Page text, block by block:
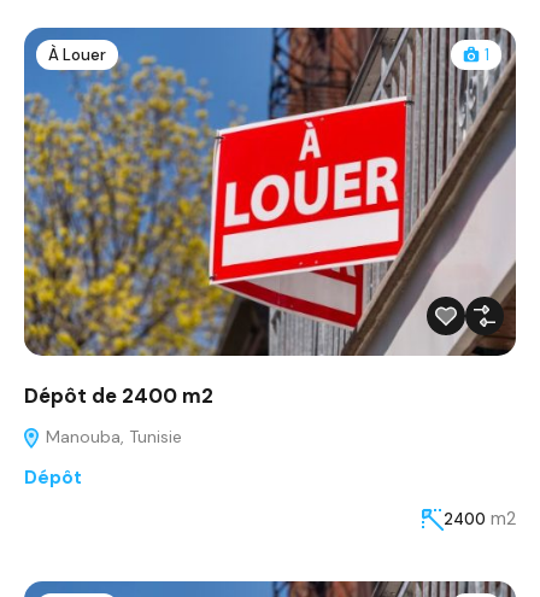
À Louer 1
Dépôt de 2400 m2
Manouba, Tunisie
Dépôt
2400 m2